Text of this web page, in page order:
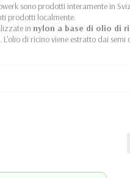
sono prodotti interamente in
prodotti localmente.
in nylon a base di olio di
. L'olio di ricino viene estratto dai